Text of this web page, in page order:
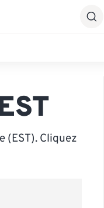
(EST). Cliquez